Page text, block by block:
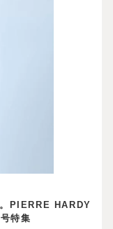
PIERRE HARDY
特集